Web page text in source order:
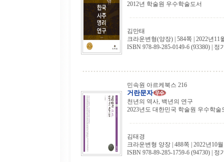
2012년 학술원 우수학술도서
김만태
크라운변형(양장) | 584쪽 | 2022년11
ISBN 978-89-285-0149-6 (93380) | 정
민속원 아르케북스 216
거란문자
천년의 역사, 백년의 연구
2023년도 대한민국 학술원 우수학술
김태경
크라운변형 양장 | 488쪽 | 2022년10
ISBN 978-89-285-1759-6 (94730) | 정